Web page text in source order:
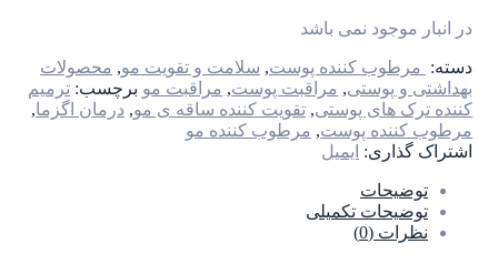
در انبار موجود نمی باشد
دسته: مرطوب کننده پوست, سلامت و تقویت مو, محصولات
بهداشتی و پوستی, مراقبت پوست, مراقبت مو برچسب: ترمیم
کننده ترک های پوستی, تقویت کننده ساقه ی مو, درمان اگزما,
مرطوب کننده پوست, مرطوب کننده مو
اشتراک گذاری: ایمیل
توضیحات
توضیحات تکمیلی
نظرات (0)